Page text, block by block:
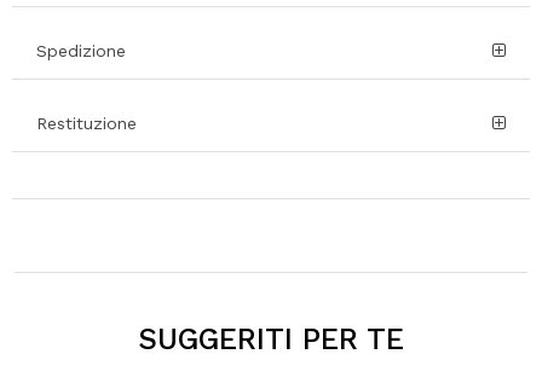
Spedizione
Restituzione
SUGGERITI PER TE